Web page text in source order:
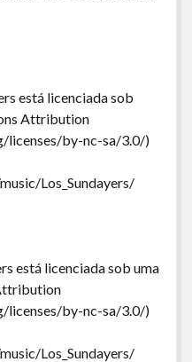
está licenciada sob
Attribution
licenses/by-nc-sa/3.0/)
Los_Sundayers/
está licenciada sob uma
licenses/by-nc-sa/3.0/)
Los_Sundayers/